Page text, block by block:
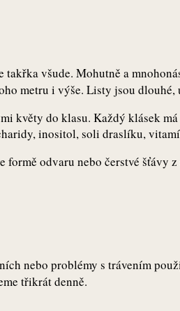
všude. Mohutně a
metru i výše. Listy jsou dlouhé,
květy do klasu. Každý klásek
inositol, soli draslíku,
odvaru nebo čerstvé šťávy z
nebo problémy s trávením
třikrát denně.